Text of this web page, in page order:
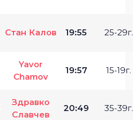
Стан Калов 19:55 25-29г.
Yavor
Chamov
19:57 15-19г.
Здравко
Славчев
20:49 35-39г.